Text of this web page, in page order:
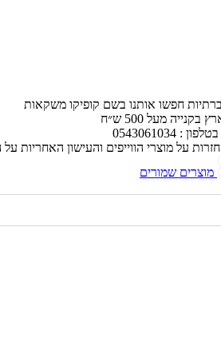
חפשו אותנו בשם קופיקו משקאות
מעל 500 ש״ח
על מוצרי הווייפים והעישון האחריות
מוצרים שמורים